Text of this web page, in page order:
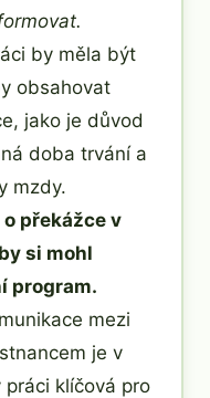
by měla být
obsahovat
jako je důvod
doba trvání a
mzdy.
překážce v
si mohl
program.
mezi
je v
klíčová pro